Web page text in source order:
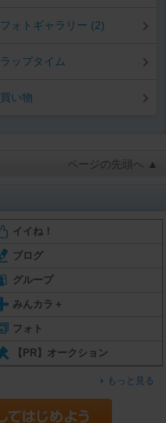
フォトギャラリー (2)
ラップタイム
買い物
ページの先頭へ ▲
イイね！
ブログ
グループ
みんカラ＋
フォト
【PR】オークション
もっと見る